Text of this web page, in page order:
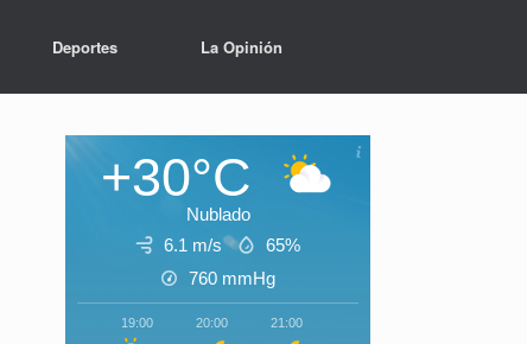
Deportes La Opinión
+30°C
Nublado
6.1 m/s
65%
760 mmHg
19:00 20:00 21:00